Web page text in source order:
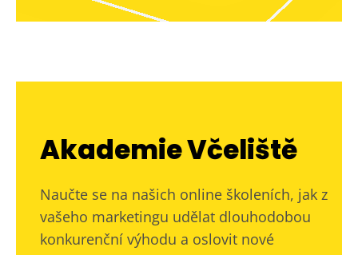
Akademie Včeliště
Naučte se na našich online školeních, jak z
vašeho marketingu udělat dlouhodobou
konkurenční výhodu a oslovit nové